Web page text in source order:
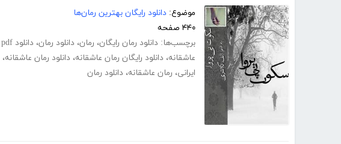
موضوع: دانلود رایگان بهترین رمان‌ها
۴۴۰ صفحه
برچسب‌ها: دانلود رمان رایگان، رمان، دانلود رمان، دانلود pdf رمان
عاشقانه، دانلود رایگان رمان عاشقانه، دانلود رمان عاشقانه،
ایرانی، رمان عاشقانه، دانلود رمان